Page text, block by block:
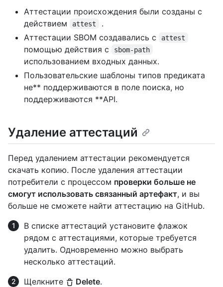
Аттестации происхождения были созданы с
действием
attest
.
Аттестации SBOM создавались с
attest
помощью действия с sbom-path
использованием входных данных.
Пользовательские шаблоны типов предиката
не** поддерживаются в поле поиска, но
поддерживаются **API.
Удаление аттестаций
Перед удалением аттестации рекомендуется
скачать копию. После удаления аттестации
потребители с процессом проверки больше не
смогут использовать связанный артефакт, и вы
больше не сможете найти аттестацию на GitHub.
В списке аттестаций установите флажок
рядом с аттестациями, которые требуется
удалить. Одновременно можно выбрать
несколько аттестаций.
Щелкните
Delete.